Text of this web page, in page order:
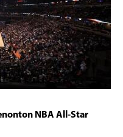
NBA All-Star